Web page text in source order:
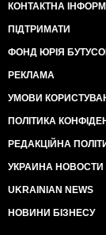
КОНТАКТНА
ПІДТРИМАТИ
ФОНД ЮРІЯ
РЕКЛАМА
УМОВИ
ПОЛІТИКА
РЕДАКЦІЙНА
УКРАИНА НОВОСТИ
UKRAINIAN NEWS
НОВИНИ БІЗНЕСУ